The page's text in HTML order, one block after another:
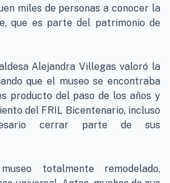
miles de personas a conocer la
que es parte del patrimonio de
Alejandra Villegas valoró la
que el museo se encontraba
producto del paso de los años y
del FRIL Bicentenario, incluso
cerrar parte de sus
totalmente remodelado,